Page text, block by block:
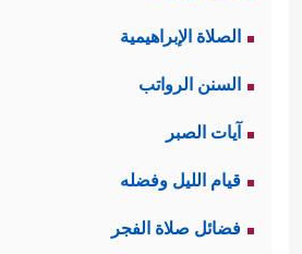
الصلاة الإبراهيمية
السنن الرواتب
آيات الصبر
قيام الليل وفضله
فضائل صلاة الفجر